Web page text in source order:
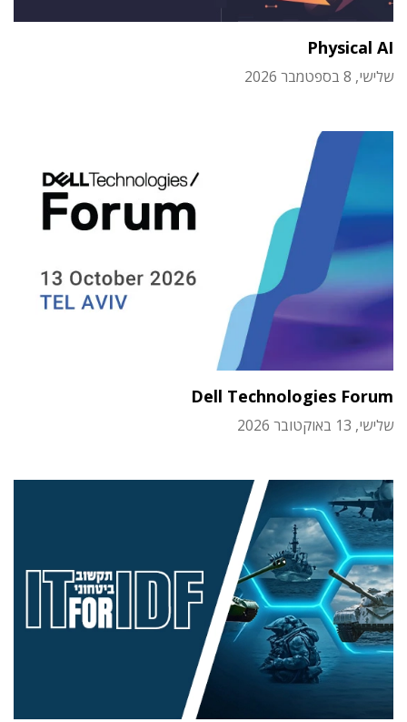
Physical AI
שלישי, 8 בספטמבר 2026
Dell Technologies Forum
שלישי, 13 באוקטובר 2026